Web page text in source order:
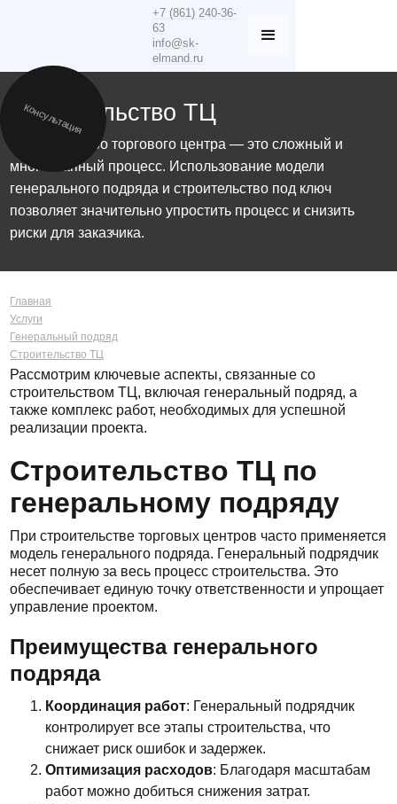
+7 (861) 240-36-
63
info@sk-
elmand.ru
Консультация
Строительство ТЦ
Строительство торгового центра — это сложный и
многоэтапный процесс. Использование модели
генерального подряда и строительство под ключ
позволяет значительно упростить процесс и снизить
риски для заказчика.
Главная
Услуги
Генеральный подряд
Строительство ТЦ
Рассмотрим ключевые аспекты, связанные со
строительством ТЦ, включая генеральный подряд, а
также комплекс работ, необходимых для успешной
реализации проекта.
Строительство ТЦ по
генеральному подряду
При строительстве торговых центров часто применяется
модель генерального подряда. Генеральный подрядчик
несет полную за весь процесс строительства. Это
обеспечивает единую точку ответственности и упрощает
управление проектом.
Преимущества генерального
подряда
Координация работ: Генеральный подрядчик
контролирует все этапы строительства, что
снижает риск ошибок и задержек.
Оптимизация расходов: Благодаря масштабам
работ можно добиться снижения затрат.